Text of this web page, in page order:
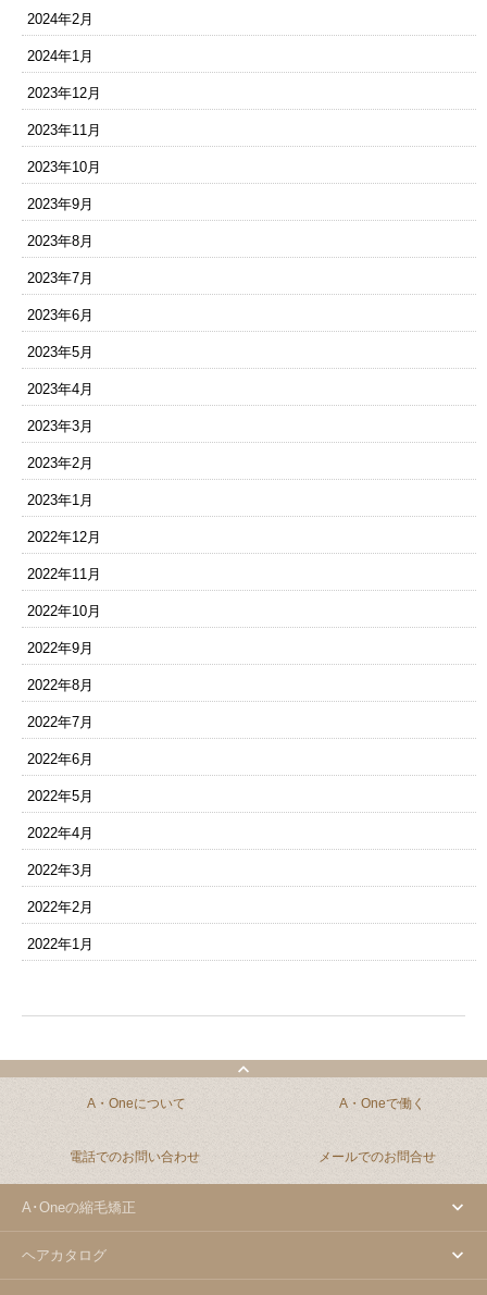
2024年2月
2024年1月
2023年12月
2023年11月
2023年10月
2023年9月
2023年8月
2023年7月
2023年6月
2023年5月
2023年4月
2023年3月
2023年2月
2023年1月
2022年12月
2022年11月
2022年10月
2022年9月
2022年8月
2022年7月
2022年6月
2022年5月
2022年4月
2022年3月
2022年2月
2022年1月
A・Oneについて A・Oneで働く
電話でのお問い合わせ メールでのお問合せ
A･Oneの縮毛矯正
ヘアカタログ